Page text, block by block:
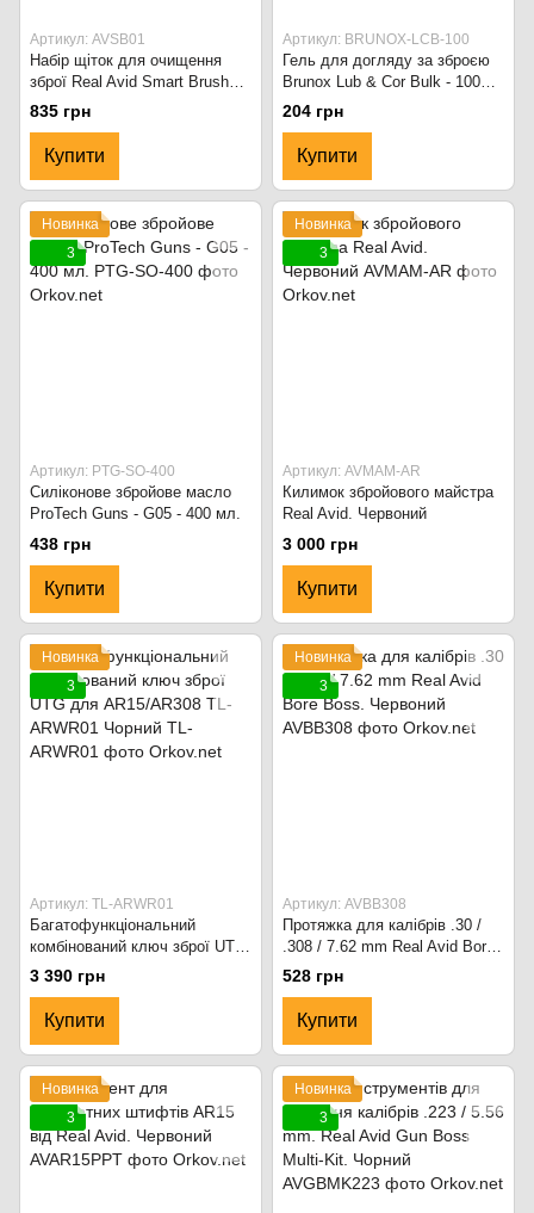
Артикул: AVSB01
Набір щіток для очищення
зброї Real Avid Smart Brushes.
Червоний
835 грн
Купити
Артикул: BRUNOX-LCB-100
Гель для догляду за зброєю
Brunox Lub & Cor Bulk - 100
ml. Чорний
204 грн
Купити
Новинка
3
Артикул: PTG-SO-400
Силіконове збройове масло
ProTech Guns - G05 - 400 мл.
438 грн
Купити
Новинка
3
Артикул: AVMAM-AR
Килимок збройового майстра
Real Avid. Червоний
3 000 грн
Купити
Новинка
3
Артикул: TL-ARWR01
Багатофункціональний
комбінований ключ зброї UTG
для AR15/AR308 TL-ARWR01
3 390 грн
Купити
Новинка
3
Артикул: AVBB308
Протяжка для калібрів .30 /
.308 / 7.62 mm Real Avid Bore
Boss. Червоний
528 грн
Купити
Новинка
3
Новинка
3